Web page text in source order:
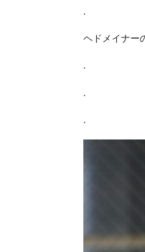
.
ヘドメイナー
.
.
.